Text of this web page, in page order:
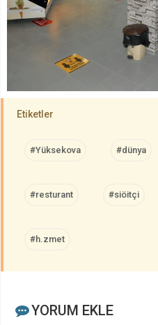
Etiketler
#Yüksekova #dünya
#resturant #siöitçi
#h.zmet
YORUM EKLE